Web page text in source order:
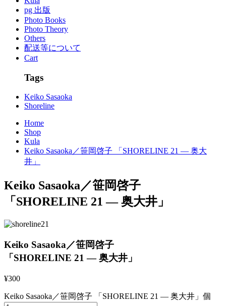
pg 出版
Photo Books
Photo Theory
Others
配送等について
Cart
Tags
Keiko Sasaoka
Shoreline
Home
Shop
Kula
Keiko Sasaoka／笹岡啓子 「SHORELINE 21 — 奥大
井」
Keiko Sasaoka／笹岡啓子
「SHORELINE 21 — 奥大井」
Keiko Sasaoka／笹岡啓子
「SHORELINE 21 — 奥大井」
¥300
Keiko Sasaoka／笹岡啓子 「SHORELINE 21 — 奥大井」個